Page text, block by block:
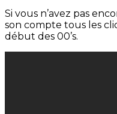
Si vous n’avez pas
son compte tous les
début des 00’s.